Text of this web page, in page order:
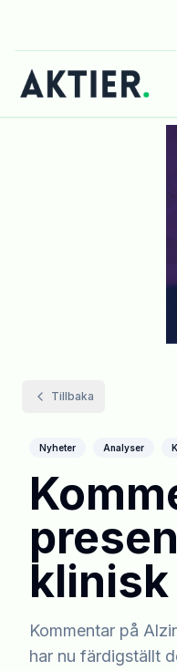
Tillbaka
Nyheter Analyser
Kommentar på
har nu färdigställt